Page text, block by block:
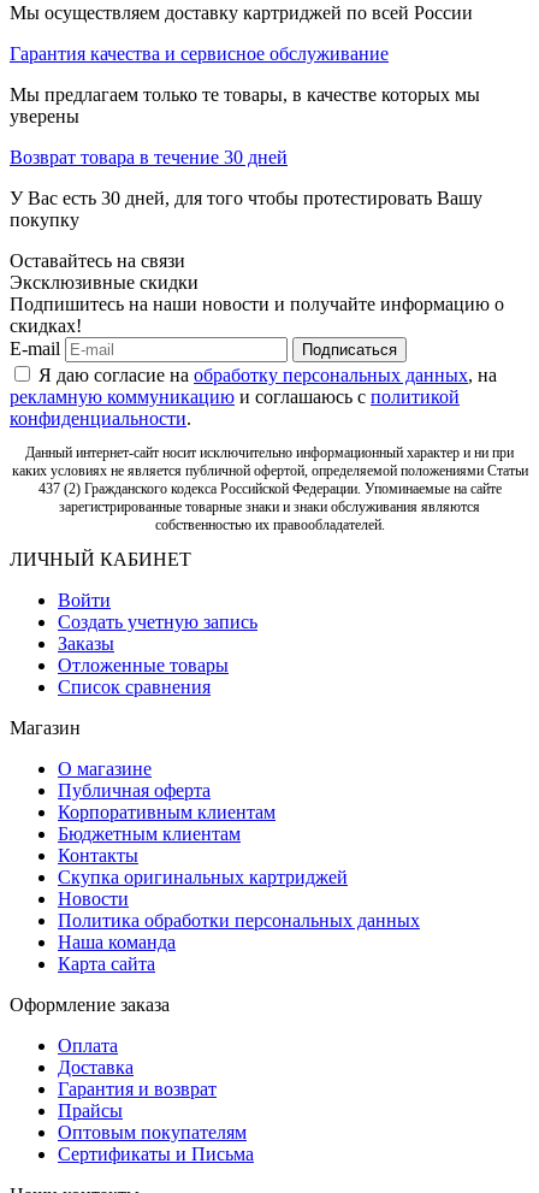
Мы осуществляем доставку картриджей по всей России
Гарантия качества и сервисное обслуживание
Мы предлагаем только те товары, в качестве которых мы
уверены
Возврат товара в течение 30 дней
У Вас есть 30 дней, для того чтобы протестировать Вашу
покупку
Оставайтесь на связи
Эксклюзивные скидки
Подпишитесь на наши новости и получайте информацию о
скидках!
E-mail
Подписаться
Я даю согласие на обработку персональных данных, на
рекламную коммуникацию и соглашаюсь с политикой
конфиденциальности.
Данный интернет-сайт носит исключительно информационный характер и ни при
каких условиях не является публичной офертой, определяемой положениями Статьи
437 (2) Гражданского кодекса Российской Федерации. Упоминаемые на сайте
зарегистрированные товарные знаки и знаки обслуживания являются
собственностью их правообладателей.
ЛИЧНЫЙ КАБИНЕТ
Войти
Создать учетную запись
Заказы
Отложенные товары
Список сравнения
Магазин
О магазине
Публичная оферта
Корпоративным клиентам
Бюджетным клиентам
Контакты
Скупка оригинальных картриджей
Новости
Политика обработки персональных данных
Наша команда
Карта сайта
Оформление заказа
Оплата
Доставка
Гарантия и возврат
Прайсы
Оптовым покупателям
Сертификаты и Письма